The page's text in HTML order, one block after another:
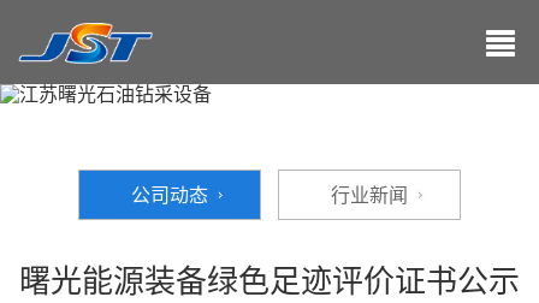
公司动态 行业新闻
曙光能源装备绿色足迹评价证书公示